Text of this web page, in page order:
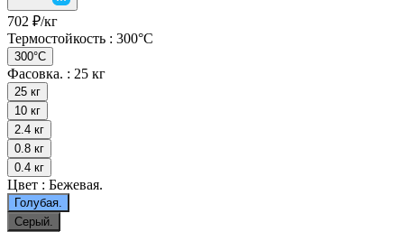
702 ₽/кг
Термостойкость : 300°С
300°С
Фасовка. : 25 кг
25 кг
10 кг
2.4 кг
0.8 кг
0.4 кг
Цвет : Бежевая.
Голубая.
Серый.